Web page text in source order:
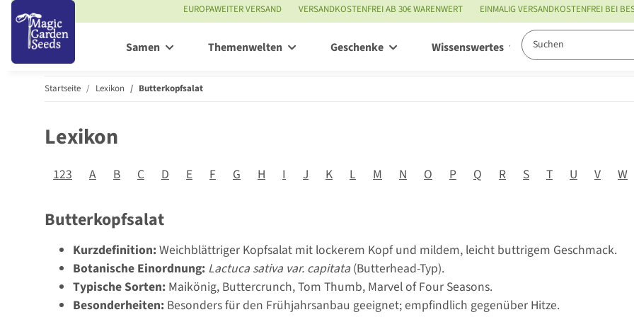
EUROPAWEITER VERSAND VERSANDKOSTENFREI AB 30€ WARENWERT EINMALIG VERSANDKOSTENFREI BEI
Samen Themenwelten Geschenke Wissenswertes Service
Startseite Lexikon Butterkopfsalat
Lexikon
123 A B C D E F G H I J K L M N O P Q R S T U V W
Butterkopfsalat
Kurzdefinition:Weichblättriger Kopfsalat mit lockerem Kopf und mildem, leicht buttrigem Geschmack.
Botanische Einordnung: Lactuca sativa var. capitata (Butterhead-Typ).
Typische Sorten: Maikönig, Buttercrunch, Tom Thumb, Marvel of Four Seasons.
Besonderheiten: Besonders für den Frühjahrsanbau geeignet; empfindlich gegenüber Hitze.